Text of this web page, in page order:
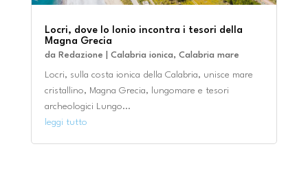
Locri, dove lo Ionio incontra i tesori della
Magna Grecia
da Redazione Calabria ionica, Calabria mare
Locri, sulla costa ionica della Calabria, unisce mare
cristallino, Magna Grecia, lungomare e tesori
archeologici Lungo...
leggi tutto